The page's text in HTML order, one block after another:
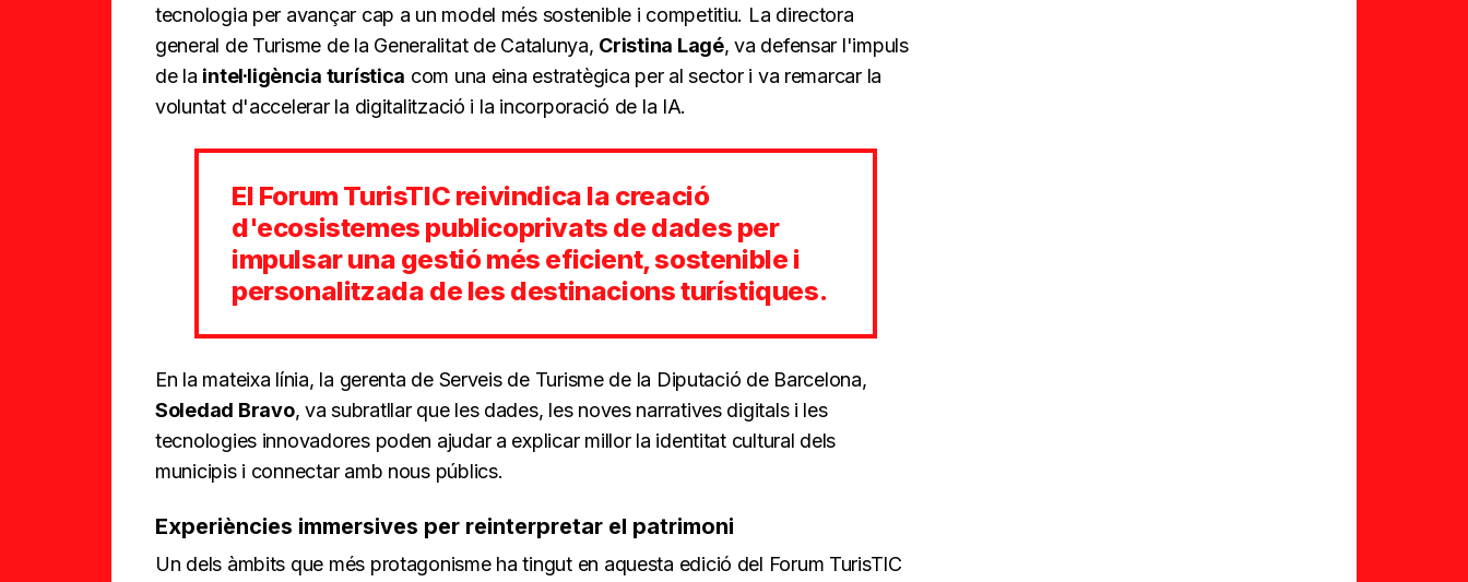
tecnologia per avançar cap a un model més sostenible i competitiu. La directora
general de Turisme de la Generalitat de Catalunya, Cristina Lagé, va defensar l'impuls
de la intel·ligència turística com una eina estratègica per al sector i va remarcar la
voluntat d'accelerar la digitalització i la incorporació de la IA.
El Forum TurisTIC reivindica la creació
d'ecosistemes publicoprivats de dades per
impulsar una gestió més eficient, sostenible i
personalitzada de les destinacions turístiques.
En la mateixa línia, la gerenta de Serveis de Turisme de la Diputació de Barcelona,
Soledad Bravo, va subratllar que les dades, les noves narratives digitals i les
tecnologies innovadores poden ajudar a explicar millor la identitat cultural dels
municipis i connectar amb nous públics.
Experiències immersives per reinterpretar el patrimoni
Un dels àmbits que més protagonisme ha tingut en aquesta edició del Forum TurisTIC